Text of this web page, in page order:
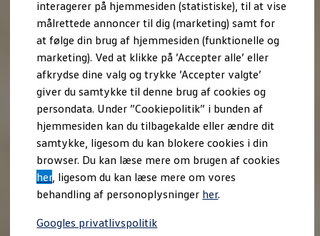
interagerer på hjemmesiden (statistiske), til at vise
målrettede annoncer til dig (marketing) samt for
at følge din brug af hjemmesiden (funktionelle og
marketing). Ved at klikke på ’Accepter alle’ eller
afkrydse dine valg og trykke ’Accepter valgte’
giver du samtykke til denne brug af cookies og
persondata. Under ”Cookiepolitik” i bunden af
hjemmesiden kan du tilbagekalde eller ændre dit
samtykke, ligesom du kan blokere cookies i din
browser. Du kan læse mere om brugen af cookies
her, ligesom du kan læse mere om vores
behandling af personoplysninger her.
Googles privatlivspolitik
ID. Polo
ID. Cross
ID.3 Neo
ID.4
ID.5
ID.7
ID.7 Tourer
ID. Buzz
Konceptbiler
ID. EVERY1
ID. 2all & ID. GTI
Varebiler på el
Elektromobilitet i dagligdagen
Eldrevne modeller
ID. Buzz Cargo
Opladning og Rækkevidde
Opladning med Clever
Opladning med Clever - Erhvervsbiler